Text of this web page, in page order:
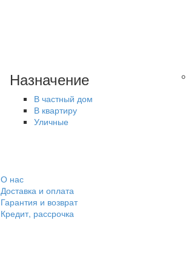
Назначение
В частный дом
В квартиру
Уличные
О нас
Доставка и оплата
Гарантия и возврат
Кредит, рассрочка